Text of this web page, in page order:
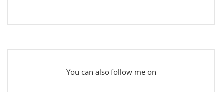
You can also follow me on